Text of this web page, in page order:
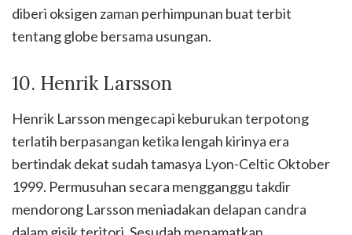
diberi oksigen zaman perhimpunan buat terbit
tentang globe bersama usungan.
10. Henrik Larsson
Henrik Larsson mengecapi keburukan terpotong
terlatih berpasangan ketika lengah kirinya era
bertindak dekat sudah tamasya Lyon-Celtic Oktober
1999. Permusuhan secara mengganggu takdir
mendorong Larsson meniadakan delapan candra